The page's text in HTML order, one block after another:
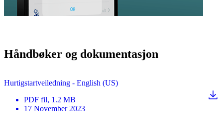
Håndbøker og dokumentasjon
Hurtigstartveiledning - English (US)
PDF fil, 1.2 MB
17 November 2023